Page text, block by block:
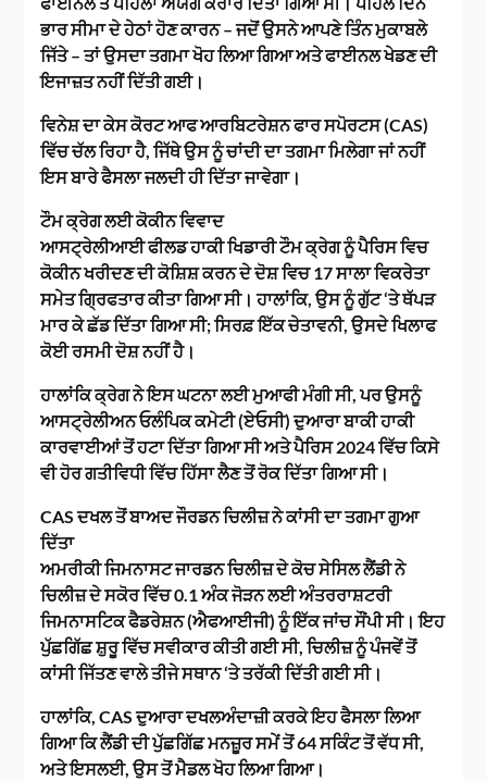
ਭਾਰ ਸੀਮਾ ਦੇ ਹੇਠਾਂ ਹੋਣ ਕਾਰਨ – ਜਦੋਂ ਉਸਨੇ ਆਪਣੇ ਤਿੰਨ ਮੁਕਾਬਲੇ
ਜਿੱਤੇ – ਤਾਂ ਉਸਦਾ ਤਗਮਾ ਖੋਹ ਲਿਆ ਗਿਆ ਅਤੇ ਫਾਈਨਲ ਖੇਡਣ ਦੀ
ਇਜਾਜ਼ਤ ਨਹੀਂ ਦਿੱਤੀ ਗਈ।
ਵਿਨੇਸ਼ ਦਾ ਕੇਸ ਕੋਰਟ ਆਫ ਆਰਬਿਟਰੇਸ਼ਨ ਫਾਰ ਸਪੋਰਟਸ (CAS)
ਵਿੱਚ ਚੱਲ ਰਿਹਾ ਹੈ, ਜਿੱਥੇ ਉਸ ਨੂੰ ਚਾਂਦੀ ਦਾ ਤਗਮਾ ਮਿਲੇਗਾ ਜਾਂ ਨਹੀਂ
ਇਸ ਬਾਰੇ ਫੈਸਲਾ ਜਲਦੀ ਹੀ ਦਿੱਤਾ ਜਾਵੇਗਾ।
ਟੌਮ ਕ੍ਰੇਗ ਲਈ ਕੋਕੀਨ ਵਿਵਾਦ
ਆਸਟ੍ਰੇਲੀਆਈ ਫੀਲਡ ਹਾਕੀ ਖਿਡਾਰੀ ਟੌਮ ਕ੍ਰੇਗ ਨੂੰ ਪੈਰਿਸ ਵਿਚ
ਕੋਕੀਨ ਖਰੀਦਣ ਦੀ ਕੋਸ਼ਿਸ਼ ਕਰਨ ਦੇ ਦੋਸ਼ ਵਿਚ 17 ਸਾਲਾ ਵਿਕਰੇਤਾ
ਸਮੇਤ ਗ੍ਰਿਫਤਾਰ ਕੀਤਾ ਗਿਆ ਸੀ। ਹਾਲਾਂਕਿ, ਉਸ ਨੂੰ ਗੁੱਟ ‘ਤੇ ਥੱਪੜ
ਮਾਰ ਕੇ ਛੱਡ ਦਿੱਤਾ ਗਿਆ ਸੀ; ਸਿਰਫ਼ ਇੱਕ ਚੇਤਾਵਨੀ, ਉਸਦੇ ਖਿਲਾਫ
ਕੋਈ ਰਸਮੀ ਦੋਸ਼ ਨਹੀਂ ਹੈ।
ਹਾਲਾਂਕਿ ਕ੍ਰੇਗ ਨੇ ਇਸ ਘਟਨਾ ਲਈ ਮੁਆਫੀ ਮੰਗੀ ਸੀ, ਪਰ ਉਸਨੂੰ
ਆਸਟ੍ਰੇਲੀਅਨ ਓਲੰਪਿਕ ਕਮੇਟੀ (ਏਓਸੀ) ਦੁਆਰਾ ਬਾਕੀ ਹਾਕੀ
ਕਾਰਵਾਈਆਂ ਤੋਂ ਹਟਾ ਦਿੱਤਾ ਗਿਆ ਸੀ ਅਤੇ ਪੈਰਿਸ 2024 ਵਿੱਚ ਕਿਸੇ
ਵੀ ਹੋਰ ਗਤੀਵਿਧੀ ਵਿੱਚ ਹਿੱਸਾ ਲੈਣ ਤੋਂ ਰੋਕ ਦਿੱਤਾ ਗਿਆ ਸੀ।
CAS ਦਖਲ ਤੋਂ ਬਾਅਦ ਜੌਰਡਨ ਚਿਲੀਜ਼ ਨੇ ਕਾਂਸੀ ਦਾ ਤਗਮਾ ਗੁਆ
ਦਿੱਤਾ
ਅਮਰੀਕੀ ਜਿਮਨਾਸਟ ਜਾਰਡਨ ਚਿਲੀਜ਼ ਦੇ ਕੋਚ ਸੇਸਿਲ ਲੈਂਡੀ ਨੇ
ਚਿਲੀਜ਼ ਦੇ ਸਕੋਰ ਵਿੱਚ 0.1 ਅੰਕ ਜੋੜਨ ਲਈ ਅੰਤਰਰਾਸ਼ਟਰੀ
ਜਿਮਨਾਸਟਿਕ ਫੈਡਰੇਸ਼ਨ (ਐਫਆਈਜੀ) ਨੂੰ ਇੱਕ ਜਾਂਚ ਸੌਂਪੀ ਸੀ। ਇਹ
ਪੁੱਛਗਿੱਛ ਸ਼ੁਰੂ ਵਿੱਚ ਸਵੀਕਾਰ ਕੀਤੀ ਗਈ ਸੀ, ਚਿਲੀਜ਼ ਨੂੰ ਪੰਜਵੇਂ ਤੋਂ
ਕਾਂਸੀ ਜਿੱਤਣ ਵਾਲੇ ਤੀਜੇ ਸਥਾਨ ‘ਤੇ ਤਰੱਕੀ ਦਿੱਤੀ ਗਈ ਸੀ।
ਹਾਲਾਂਕਿ, CAS ਦੁਆਰਾ ਦਖਲਅੰਦਾਜ਼ੀ ਕਰਕੇ ਇਹ ਫੈਸਲਾ ਲਿਆ
ਗਿਆ ਕਿ ਲੈਂਡੀ ਦੀ ਪੁੱਛਗਿੱਛ ਮਨਜ਼ੂਰ ਸਮੇਂ ਤੋਂ 64 ਸਕਿੰਟ ਤੋਂ ਵੱਧ ਸੀ,
ਅਤੇ ਇਸਲਈ, ਉਸ ਤੋਂ ਮੈਡਲ ਖੋਹ ਲਿਆ ਗਿਆ।